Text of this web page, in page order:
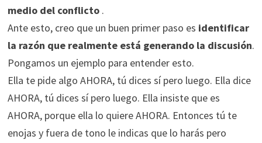
medio del conflicto .
Ante esto, creo que un buen primer paso es identificar
la razón que realmente está generando la discusión.
Pongamos un ejemplo para entender esto.
Ella te pide algo AHORA, tú dices sí pero luego. Ella dice
AHORA, tú dices sí pero luego. Ella insiste que es
AHORA, porque ella lo quiere AHORA. Entonces tú te
enojas y fuera de tono le indicas que lo harás pero